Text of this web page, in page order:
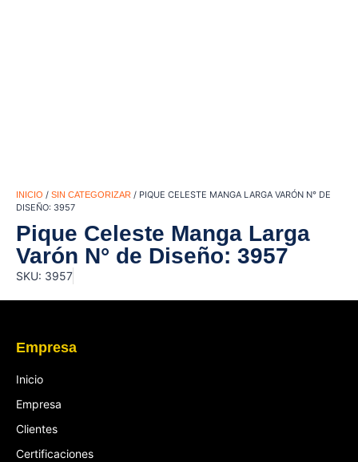
INICIO / SIN CATEGORIZAR / PIQUE CELESTE MANGA LARGA VARÓN N° DE
DISEÑO: 3957
Pique Celeste Manga Larga
Varón N° de Diseño: 3957
SKU: 3957
Empresa
Inicio
Empresa
Clientes
Certificaciones